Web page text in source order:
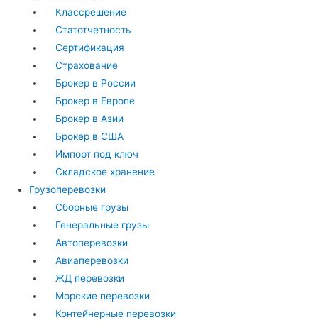
Классрешение
Статотчетность
Сертификация
Страхование
Брокер в России
Брокер в Европе
Брокер в Азии
Брокер в США
Импорт под ключ
Складское хранение
Грузоперевозки
Сборные грузы
Генеральные грузы
Автоперевозки
Авиаперевозки
ЖД перевозки
Морские перевозки
Контейнерные перевозки